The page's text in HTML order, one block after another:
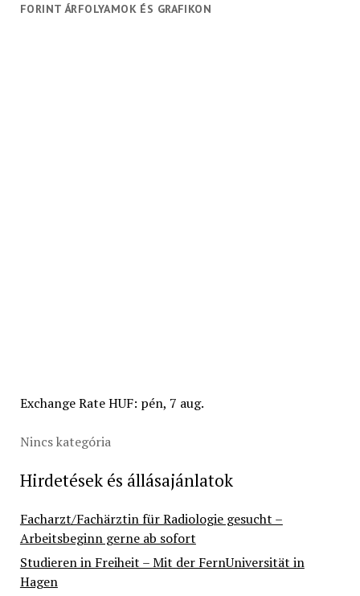
FORINT ÁRFOLYAMOK ÉS GRAFIKON
Exchange RateHUF: pén, 7 aug.
Nincs kategória
Hirdetések és állásajánlatok
Facharzt/Fachärztin für Radiologie gesucht –
Arbeitsbeginn gerne ab sofort
Studieren in Freiheit – Mit der FernUniversität in
Hagen